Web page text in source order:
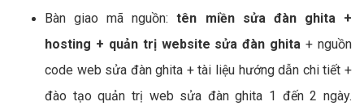
Bàn giao mã nguồn:tên miền sửa đàn ghita +
hosting + quản trị website sửa đàn ghita + nguồn
code web sửa đàn ghita + tài liệu hướng dẫn chi tiết +
đào tạo quản trị web sửa đàn ghita 1 đến 2 ngày.